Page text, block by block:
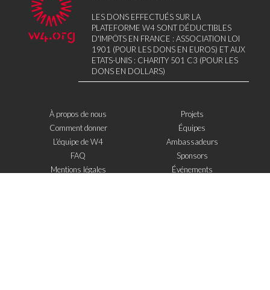
LES DONS EFFECTUÉS SUR LA
PLATEFORME W4 SONT DÉDUCTIBLES
D'IMPÔTS EN FRANCE : ASSOCIATION LOI
1901 (POUR LES DONS EN EUROS) ET AUX
ETATS-UNIS : CHARITY 501 C3 (POUR LES
DONS EN DOLLARS)
À propos de nous
Comment donner
L’équipe de W4
FAQ
Mentions légales
Projets
Équipes
Ambassadeurs
Sponsors
Événements